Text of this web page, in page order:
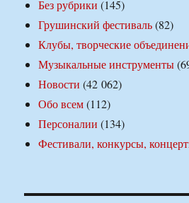
Без рубрики (145)
Грушинский фестиваль(82)
Клубы, творческие
Музыкальные инструменты
Новости (42 062)
Обо всем(112)
Персоналии (134)
Фестивали, конкурсы,